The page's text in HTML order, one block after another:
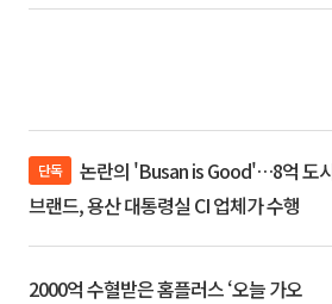
단독
브랜드, 용산 대통령실 CI 업체가 수행
2000억 수혈받은 홈플러스 ‘오늘 가오